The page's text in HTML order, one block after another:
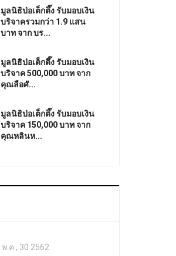
มูลนิธิป่อเต็กตึ๊ง รับมอบเงิน
บริจาครวมกว่า 1.9 แสน
บาท จาก บร...
มูลนิธิป่อเต็กตึ๊ง รับมอบเงิน
บริจาค 500,000 บาท จาก
คุณลือศั...
มูลนิธิป่อเต็กตึ๊ง รับมอบเงิน
บริจาค 150,000 บาท จาก
คุณหลินห...
พ.ค., 30 2562